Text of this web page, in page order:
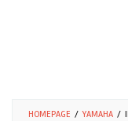
HOMEPAGE / YAMAHA /